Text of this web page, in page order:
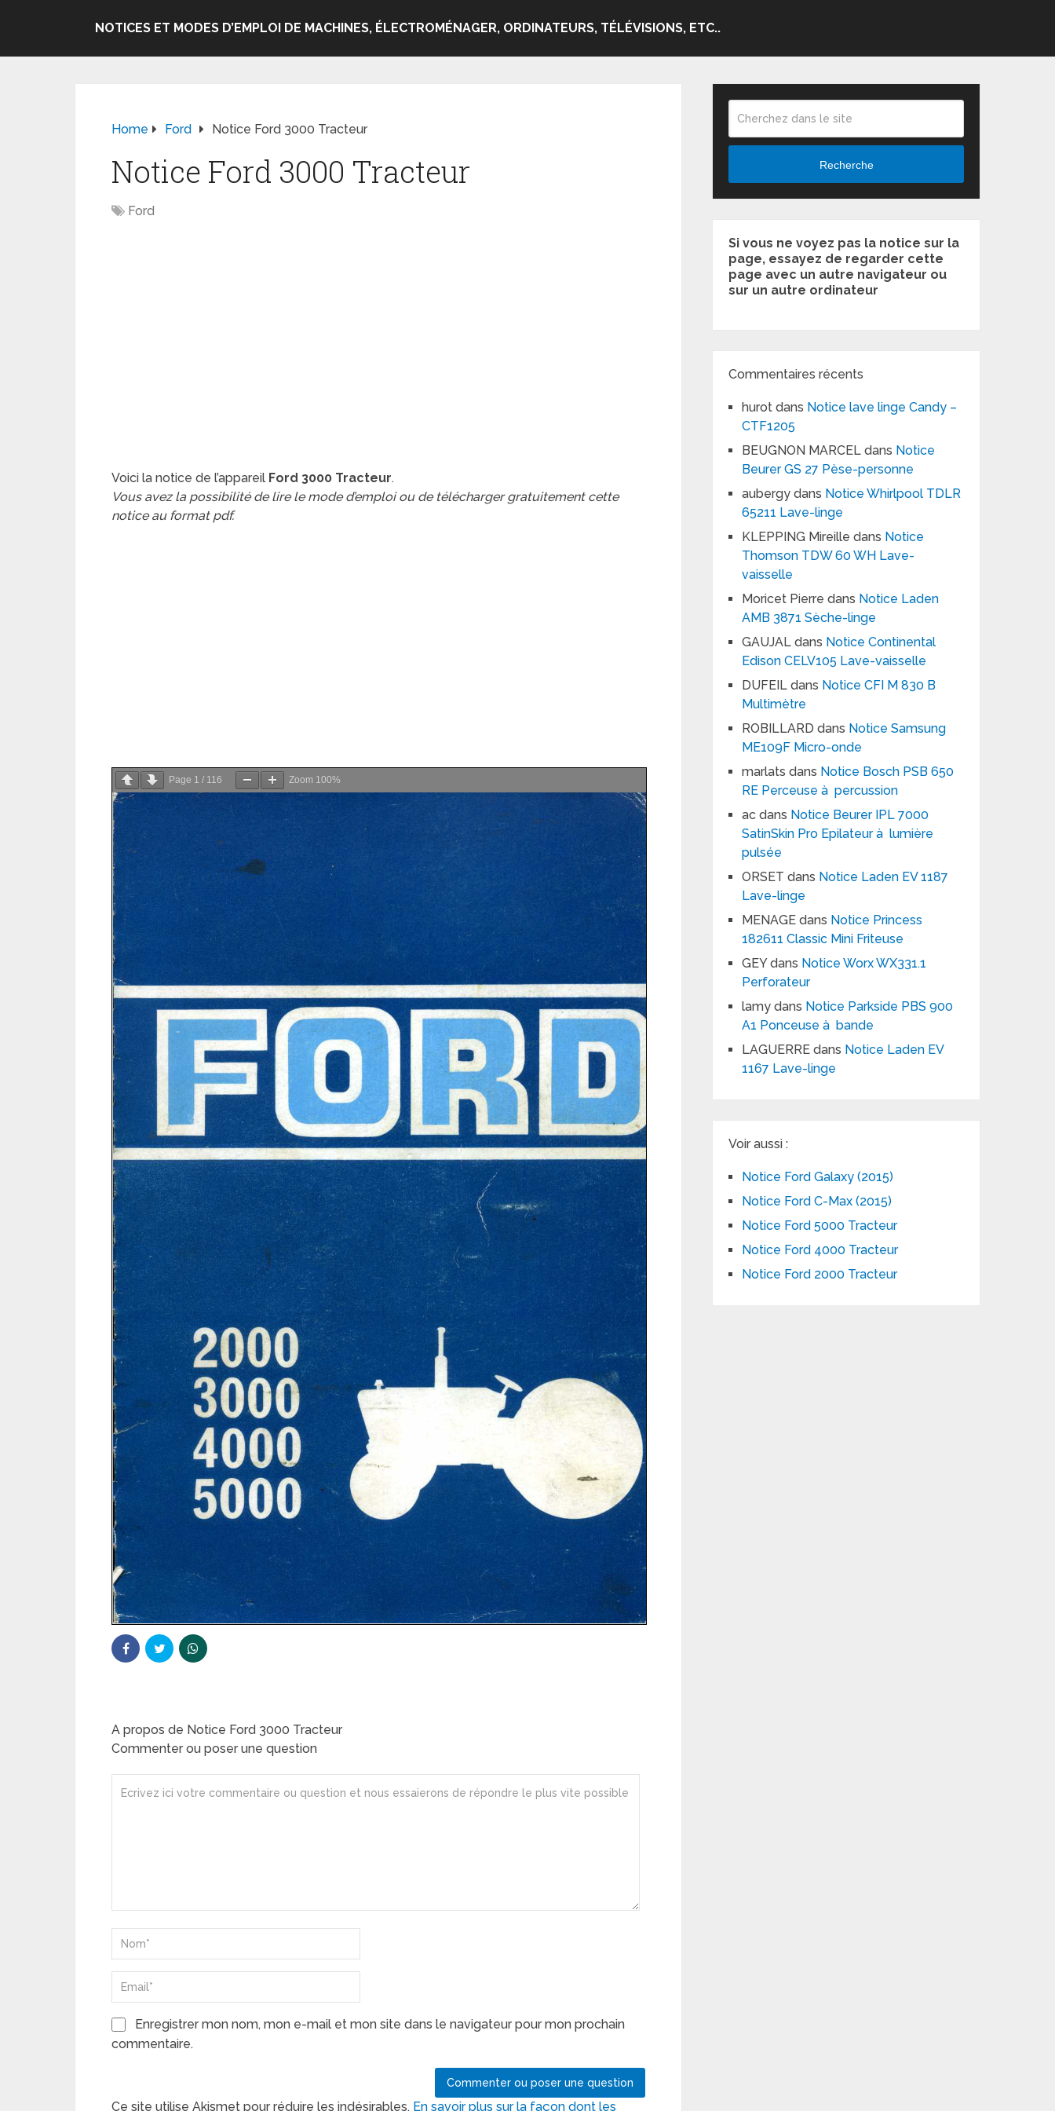
NOTICES ET MODES D’EMPLOI DE MACHINES, ÉLECTROMÉNAGER, ORDINATEURS, TÉLÉVISIONS, ETC..
Home Ford Notice Ford 3000 Tracteur
Notice Ford 3000 Tracteur
Ford
Voici la notice de l’appareil Ford 3000 Tracteur.
Vous avez la possibilité de lire le mode d’emploi ou de télécharger gratuitement cette
notice au format pdf.
Page 1 / 116 Zoom 100%
A propos de Notice Ford 3000 Tracteur
Commenter ou poser une question
Enregistrer mon nom, mon e-mail et mon site dans le navigateur pour mon prochain
commentaire.
Ce site utilise Akismet pour réduire les indésirables. En savoir plus sur la façon dont les
Recherche
Si vous ne voyez pas la notice sur la
page, essayez de regarder cette
page avec un autre navigateur ou
sur un autre ordinateur
Commentaires récents
hurot dans Notice lave linge Candy –
CTF1205
BEUGNON MARCEL dans Notice
Beurer GS 27 Pèse-personne
aubergy dans Notice Whirlpool TDLR
65211 Lave-linge
KLEPPING Mireille dans Notice
Thomson TDW 60 WH Lave-
vaisselle
Moricet Pierre dans Notice Laden
AMB 3871 Sèche-linge
GAUJAL dans Notice Continental
Edison CELV105 Lave-vaisselle
DUFEIL dans Notice CFI M 830 B
Multimètre
ROBILLARD dans Notice Samsung
ME109F Micro-onde
marlats dans Notice Bosch PSB 650
RE Perceuse à percussion
ac dans Notice Beurer IPL 7000
SatinSkin Pro Epilateur à lumière
pulsée
ORSET dans Notice Laden EV 1187
Lave-linge
MENAGE dans Notice Princess
182611 Classic Mini Friteuse
GEYdans Notice Worx WX331.1
Perforateur
lamy dans Notice Parkside PBS 900
A1 Ponceuse à bande
LAGUERRE dans Notice Laden EV
1167 Lave-linge
Voir aussi :
Notice Ford Galaxy (2015)
Notice Ford C-Max (2015)
Notice Ford 5000 Tracteur
Notice Ford 4000 Tracteur
Notice Ford 2000 Tracteur